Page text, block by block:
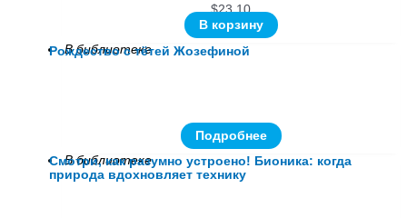
$23.10
В корзину
В библиотеке
Рождество с тётей Жозефиной
Подробнее
В библиотеке
Смотри, как разумно устроено! Бионика: когда
природа вдохновляет технику